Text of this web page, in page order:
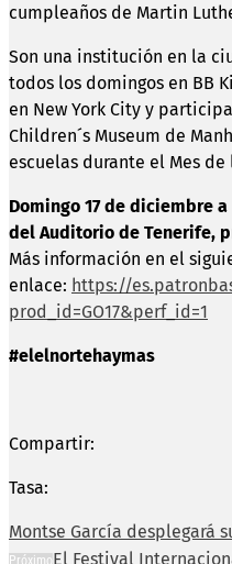
cumpleaños de Martin
Son una institución en la
todos los domingos en BB
en New York City y
Children´s Museum de
escuelas durante el Mes
Domingo 17 de diciembre
del Auditorio de Tenerife,
Más información en el
enlace: https://
prod_id=GO17&perf_id=1
#elelnortehaymas
Compartir:
Tasa:
Montse García desplegará
PróximoEl Festival